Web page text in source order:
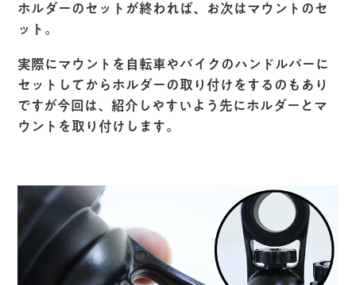
ホルダーのセットが終われば、お次はマウントのセ
ット。
実際にマウントを自転車やバイクのハンドルバーに
セットしてからホルダーの取り付けをするのもあり
ですが今回は、紹介しやすいよう先にホルダーとマ
ウントを取り付けします。